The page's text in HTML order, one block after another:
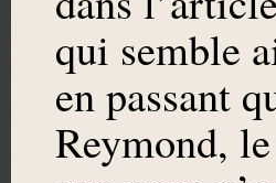
qui semble
en passant
Reymond,